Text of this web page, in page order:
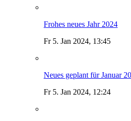
Frohes neues Jahr 2024
Fr 5. Jan 2024, 13:45
Neues geplant für Januar
Fr 5. Jan 2024, 12:24